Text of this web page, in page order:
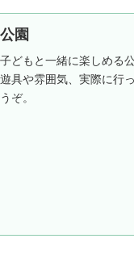
公園
子どもと一緒に楽しめる
遊具や雰囲気、実際に行
うぞ。